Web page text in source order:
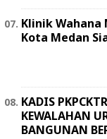
Klinik Wahana
Kota Medan
KADIS
KEWALAHAN
BANGUNAN